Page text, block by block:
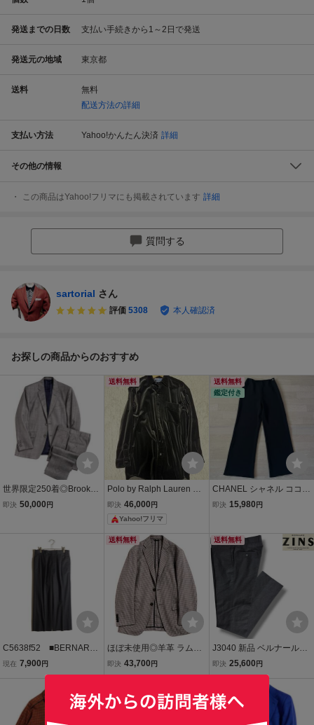
発送までの日数 支払い手続きから1～2日で発送
発送元の地域 東京都
送料
無料
配送方法の詳細
支払い方法 Yahoo!かんたん決済 詳細
その他の情報
この商品はYahoo!フリマにも掲載されています 詳細
質問する
sartorial さん
評価 5308 本人確認済
お探しの商品からのおすすめ
世界限定250着◎Brooks
Brothers/ブルックスブラ
製 シャークスキン スーツ
マッドメン 40S 60'S
即決 50,000 円
送料無料
Polo by Ralph Lauren ベ
ロアシャツ 長袖 ブラック
メンズ y2k archrive ラル
即決 46,000 円
Yahoo!フリマ
送料無料
鑑定付き
CHANEL シャネル ココマ
ーク スラックス パンツ ブ
通学 パーティー 女性 レデ
ィース 夏
即決 15,980 円
C5638f52 ■BERNARD
ZINS ベルナールザンス■
コットン ストレッチ 2
ラック US28/W76 黒 春夏
現在 7,900 円
送料無料
ほぼ未使用◎羊革 ラムス
キンレザー ディティール
「エルメネジルドゼニア/
なし1枚仕立て テーラー
ドジャケット 46 M
即決 43,700 円
送料無料
J3040 新品 ベルナールザ
ンス BZV3 TF ノープリー
ツスラックス チャコール
グレー 44 BERNARD ZIN
S
即決 25,600 円